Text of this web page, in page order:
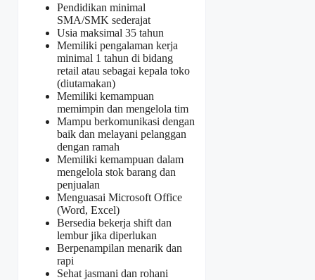
Pendidikan minimal
SMA/SMK sederajat
Usia maksimal 35 tahun
Memiliki pengalaman kerja
minimal 1 tahun di bidang
retail atau sebagai kepala toko
(diutamakan)
Memiliki kemampuan
memimpin dan mengelola tim
Mampu berkomunikasi dengan
baik dan melayani pelanggan
dengan ramah
Memiliki kemampuan dalam
mengelola stok barang dan
penjualan
Menguasai Microsoft Office
(Word, Excel)
Bersedia bekerja shift dan
lembur jika diperlukan
Berpenampilan menarik dan
rapi
Sehat jasmani dan rohani